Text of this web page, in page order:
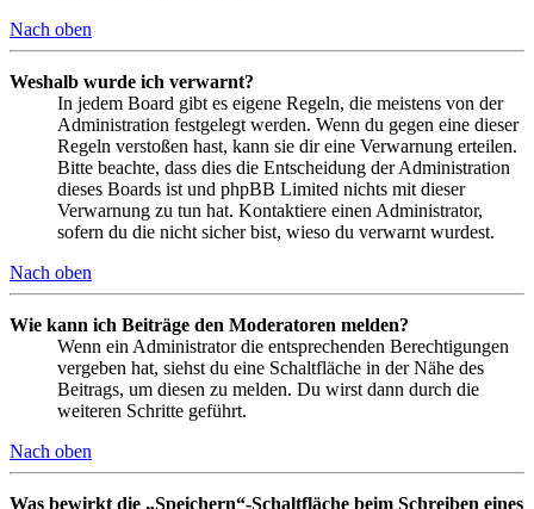
Nach oben
Weshalb wurde ich verwarnt?
In jedem Board gibt es eigene Regeln, die meistens von der
Administration festgelegt werden. Wenn du gegen eine dieser
Regeln verstoßen hast, kann sie dir eine Verwarnung erteilen.
Bitte beachte, dass dies die Entscheidung der Administration
dieses Boards ist und phpBB Limited nichts mit dieser
Verwarnung zu tun hat. Kontaktiere einen Administrator,
sofern du die nicht sicher bist, wieso du verwarnt wurdest.
Nach oben
Wie kann ich Beiträge den Moderatoren melden?
Wenn ein Administrator die entsprechenden Berechtigungen
vergeben hat, siehst du eine Schaltfläche in der Nähe des
Beitrags, um diesen zu melden. Du wirst dann durch die
weiteren Schritte geführt.
Nach oben
Was bewirkt die „Speichern“-Schaltfläche beim Schreiben eines